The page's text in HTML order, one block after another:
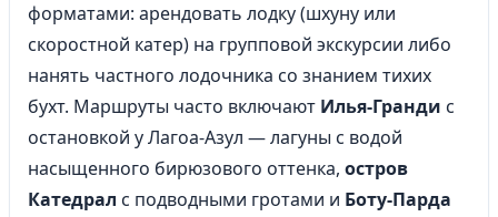
форматами: арендовать лодку (шхуну или
скоростной катер) на групповой экскурсии либо
нанять частного лодочника со знанием тихих
бухт. Маршруты часто включают Илья-Гранди с
остановкой у Лагоа-Азул — лагуны с водой
насыщенного бирюзового оттенка, остров
Катедрал с подводными гротами и Боту-Парда